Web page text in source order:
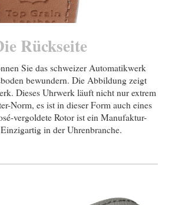
Rückseite
Sie das schweizer Automatikwerk
bewundern. Die Abbildung zeigt
Dieses Uhrwerk läuft nicht nur extrem
Norm, es ist in dieser Form auch eines
vergoldete Rotor ist ein Manufaktur-
in der Uhrenbranche.